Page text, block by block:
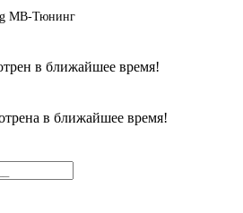
МВ-Тюнинг
в ближайшее время!
в ближайшее время!